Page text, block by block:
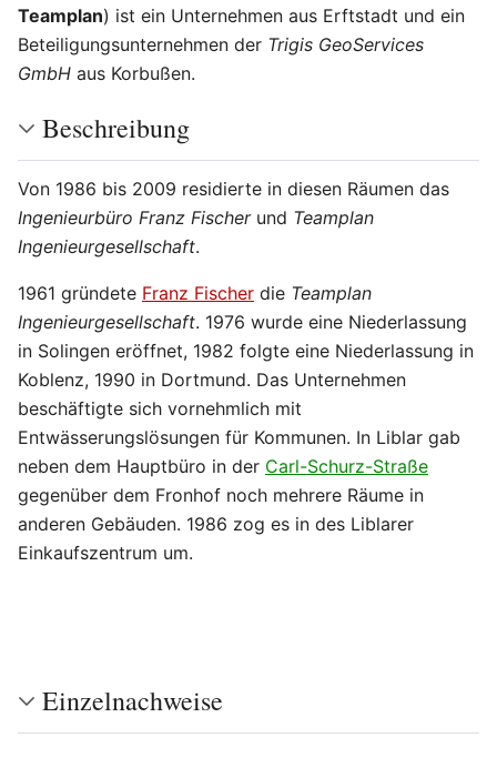
Teamplan) ist ein Unternehmen aus Erftstadt und ein
Beteiligungsunternehmen der Trigis GeoServices
GmbH aus Korbußen.
Beschreibung
Von 1986 bis 2009 residierte in diesen Räumen das
Ingenieurbüro Franz Fischerund Teamplan
Ingenieurgesellschaft.
1961 gründete Franz Fischer die Teamplan
Ingenieurgesellschaft. 1976 wurde eine Niederlassung
in Solingen eröffnet, 1982 folgte eine Niederlassung in
Koblenz, 1990 in Dortmund. Das Unternehmen
beschäftigte sich vornehmlich mit
Entwässerungslösungen für Kommunen. In Liblar gab
neben dem Hauptbüro in der Carl-Schurz-Straße
gegenüber dem Fronhof noch mehrere Räume in
anderen Gebäuden. 1986 zog es in des Liblarer
Einkaufszentrum um.
Einzelnachweise